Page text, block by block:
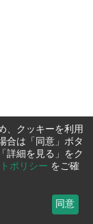
、クッキーを利用
合は「同意」ボタ
詳細を見る」をク
ポリシー をご確
同意